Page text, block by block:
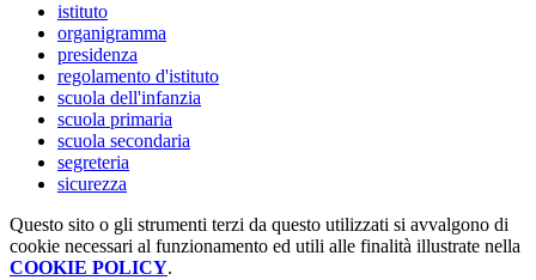
istituto
organigramma
presidenza
regolamento d'istituto
scuola dell'infanzia
scuola primaria
scuola secondaria
segreteria
sicurezza
Questo sito o gli strumenti terzi da questo utilizzati si avvalgono di
cookie necessari al funzionamento ed utili alle finalità illustrate nella
COOKIE POLICY.